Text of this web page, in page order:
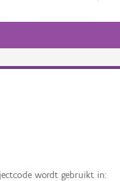
wordt gebruikt in: